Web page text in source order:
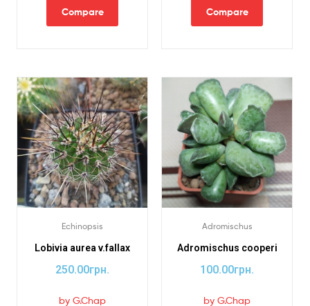
Compare Compare
Echinopsis
Lobivia aurea v.fallax
250.00грн.
by G.Chap
Adromischus
Adromischus cooperi
100.00грн.
by G.Chap